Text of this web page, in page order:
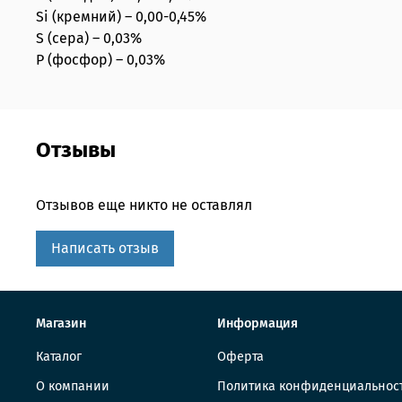
Si (кремний) – 0,00-0,45%
S (сера) – 0,03%
P (фосфор) – 0,03%
Отзывы
Отзывов еще никто не оставлял
Написать отзыв
Магазин
Каталог
О компании
Информация
Оферта
Политика